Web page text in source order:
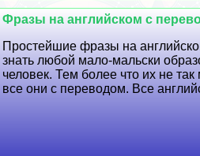
Фразы на английском с
Простейшие фразы на
знать любой мало-мальски
человек. Тем более что их не так
все они с переводом. Все